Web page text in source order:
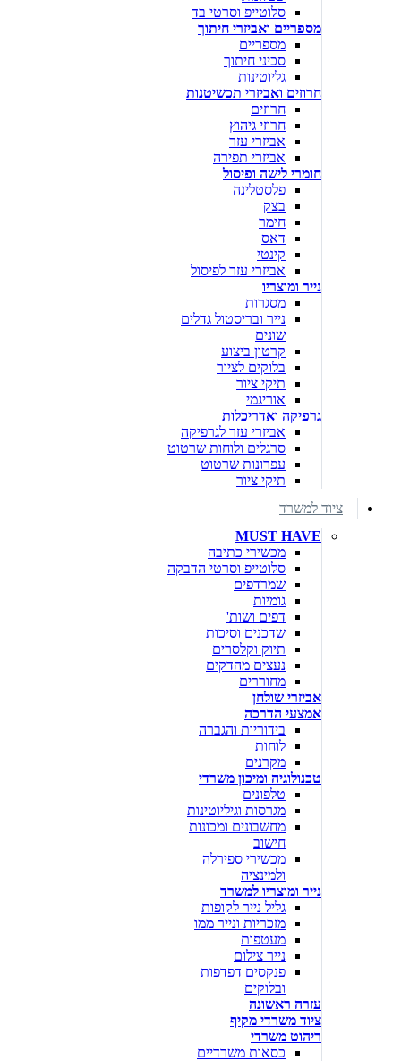
סלוטייפ וסרטי בד
מספריים ואביזרי חיתוך
מספריים
סכיני חיתוך
גליוטינות
חרוזים ואביזרי תכשיטנות
חרוזים
חרוזי גיהוץ
אביזרי עזר
אביזרי תפירה
חומרי לישה ופיסול
פלסטלינה
בצק
חימר
דאס
קינטי
אביזרי עזר לפיסול
נייר ומוצריו
מסגרות
נייר ובריסטול גדלים
שונים
קרטון ביצוע
בלוקים לציור
תיקי ציור
אוריגמי
גרפיקה ואדריכלות
אביזרי עזר לגרפיקה
סרגלים ולוחות שרטוט
עפרונות שרטוט
תיקי ציור
ציוד למשרד
MUST HAVE
מכשירי כתיבה
סלוטייפ וסרטי הדבקה
שמרדפים
גומיות
דפים ושות'
שדכנים וסיכות
תיוק וקלסרים
נעצים מהדקים
מחוררים
אביזרי שולחן
אמצעי הדרכה
בידוריות והגברה
לוחות
מקרנים
טכנולוגיה ומיכון משרדי
טלפונים
מגרסות וגיליוטינות
מחשבונים ומכונות
חישוב
מכשירי ספירלה
ולמינציה
נייר ומוצריו למשרד
גליל נייר לקופות
מזכריות ונייר ממו
מעטפות
נייר צילום
פנקסים דפדפות
ובלוקים
עזרה ראשונה
ציוד משרדי מקיף
ריהוט משרדי
כסאות משרדיים